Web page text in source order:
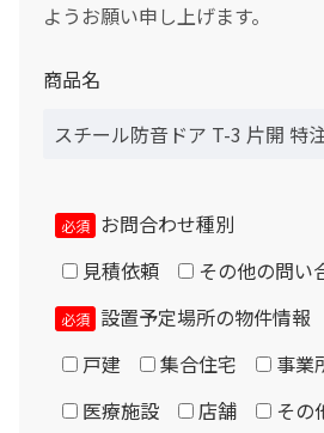
ようお願い申し上げます。
商品名
必須 お問合わせ種別
見積依頼
その他の問い
必須 設置予定場所の物件情報
戸建
集合住宅 事業
医療施設
店舗 その